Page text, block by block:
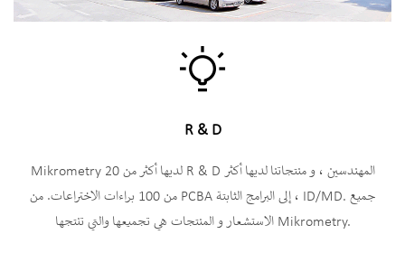

R & D
Mikrometry لديها أكثر من 20 R & D المهندسين ، و منتجاتنا لديها أكثر
من 100 براءات الاختراعات. من PCBA إلى البرامج الثابتة ، ID/MD. جميع
الاستشعار و المنتجات هي تجميعها والتي تنتجها Mikrometry.